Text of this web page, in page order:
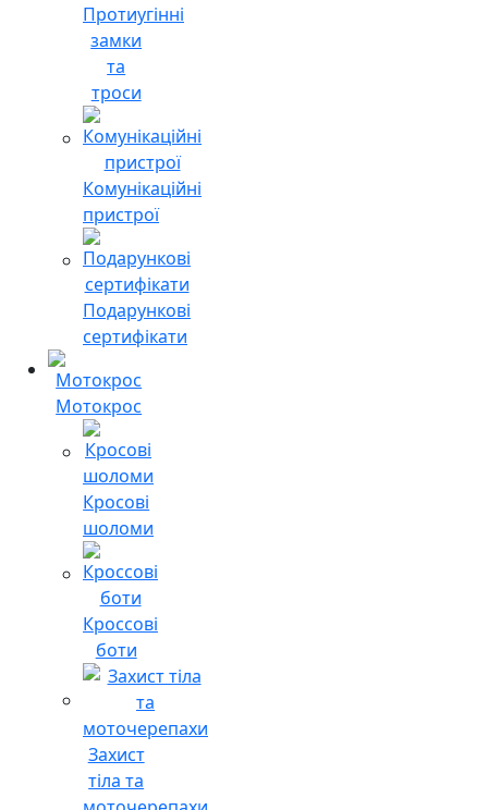
Протиугінні
замки
та
троси
Комунікаційні
пристрої
Подарункові
сертифікати
Мотокрос
Кросові
шоломи
Кроссові
боти
Захист
тіла та